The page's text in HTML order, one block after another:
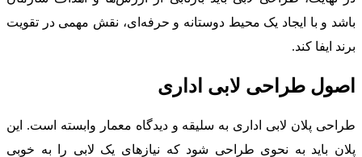
باشد و با ایجاد یک محیط دوستانه و حرفه‌ای، نقش مهمی در تقویت
برند ایفا کند.
اصول طراحی لابی اداری
طراحی پلان لابی اداری به سلیقه و دیدگاه معمار وابسته است. این
پلان باید به نحوی طراحی شود که نیازهای یک لابی را به خوبی